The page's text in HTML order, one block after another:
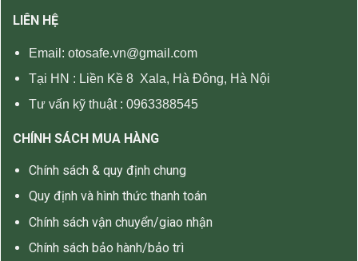
LIÊN HỆ
Email: otosafe.vn@gmail.com
Tại HN : Liền Kề 8 Xala, Hà Đông, Hà Nội
Tư vấn kỹ thuật : 0963388545
CHÍNH SÁCH MUA HÀNG
Chính sách & quy định chung
Quy định và hình thức thanh toán
Chính sách vận chuyển/giao nhận
Chính sách bảo hành/bảo trì